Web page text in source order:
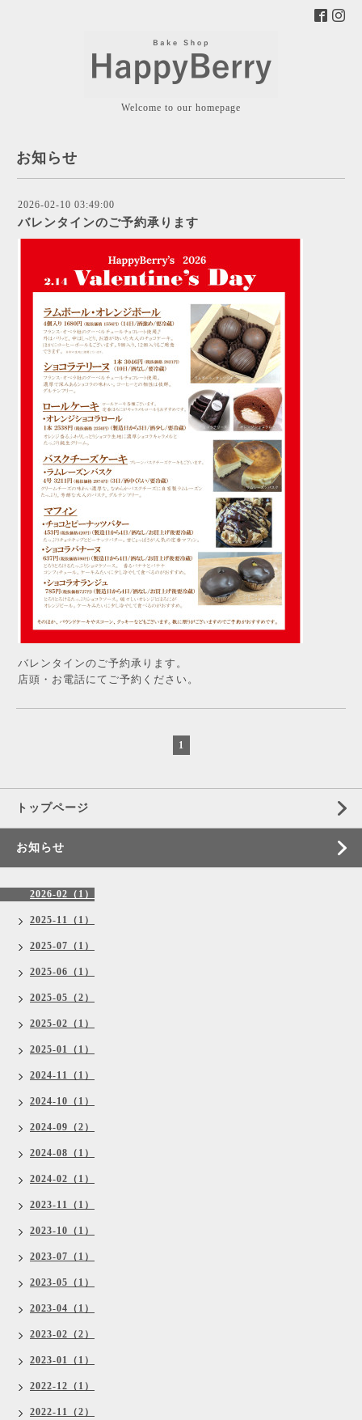
Welcome to our homepage
お知らせ
2026-02-10 03:49:00
バレンタインのご予約承ります
バレンタインのご予約承ります。
店頭・お電話にてご予約ください。
1
トップページ
お知らせ
2026-02（1）
2025-11（1）
2025-07（1）
2025-06（1）
2025-05（2）
2025-02（1）
2025-01（1）
2024-11（1）
2024-10（1）
2024-09（2）
2024-08（1）
2024-02（1）
2023-11（1）
2023-10（1）
2023-07（1）
2023-05（1）
2023-04（1）
2023-02（2）
2023-01（1）
2022-12（1）
2022-11（2）